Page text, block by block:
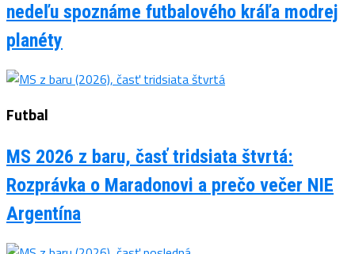
nedeľu spoznáme futbalového kráľa modrej
planéty
Futbal
MS 2026 z baru, časť tridsiata štvrtá:
Rozprávka o Maradonovi a prečo večer NIE
Argentína